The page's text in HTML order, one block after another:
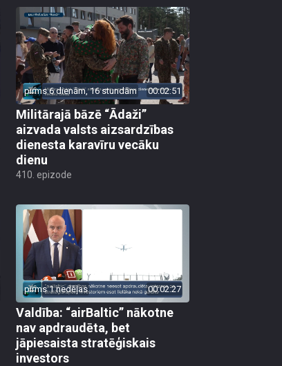
pirms 6 dienām, 16 stundām 00:02:51
Militārajā bāzē “Ādaži”
aizvada valsts aizsardzības
dienesta karavīru vecāku
dienu
410. epizode
pirms 1 nedēļas 00:02:27
Valdība: “airBaltic” nākotne
nav apdraudēta, bet
jāpiesaista stratēģiskais
investors